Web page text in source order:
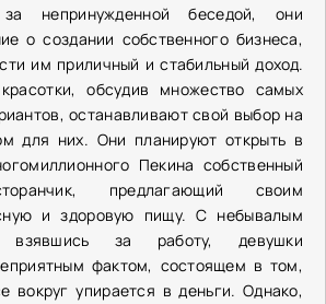
непринужденной беседой, они
о создании собственного бизнеса,
им приличный и стабильный доход.
обсудив множество самых
останавливают свой выбор на
для них. Они планируют открыть в
Пекина собственный
предлагающий своим
и здоровую пищу. С небывалым
взявшись за работу, девушки
фактом, состоящем в том,
вокруг упирается в деньги. Однако,